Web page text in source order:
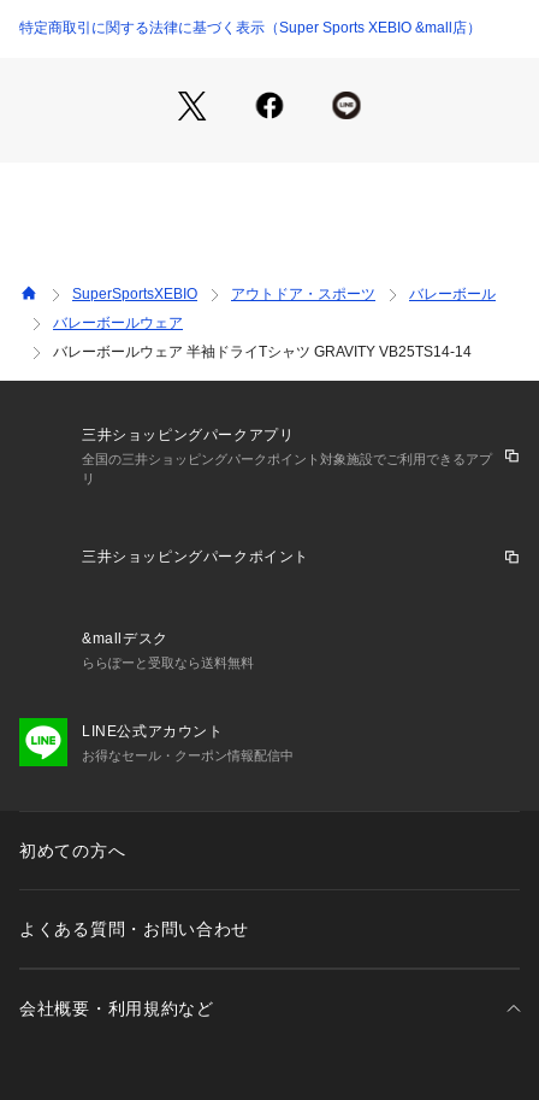
ランドらしく「GRAVITY=重力」を皮肉ったデザイン。
●メーカーカラー表記:WHITE
商品の色味が若干異なる場合があります。
※掲載の価格・製品のパッケージ・デザイン・仕様について、
予告なく変更することがあります。あらかじめご了承くださ
い。アルスト ALST スーパースポーツゼビオ ゼビオ Super Sp
ア ウェア Tシャツ 半袖 ショートスリーブ 練習着 白 ホワイト
VB25TS14-14 VB25TS14 14 メンズ めんず レディース れで
ぃーす ユニセックス プラクティスウェア プラシャツ 吸汗速乾
rt vbwetp
特定商取引に関する法律に基づく表示（Super Sports XEBIO &mall店）
SuperSportsXEBIO アウトドア・スポーツ
バレーボール
バレーボールウェア
バレーボールウェア 半袖ドライTシャツ GRAVITY VB25TS14-14
三井ショッピングパークアプリ
全国の三井ショッピングパークポイント対象施設でご利用できるアプ
リ
三井ショッピングパークポイント
&mallデスク
ららぽーと受取なら送料無料
LINE公式アカウント
お得なセール・クーポン情報配信中
初めての方へ
よくある質問・お問い合わせ
会社概要・利用規約など